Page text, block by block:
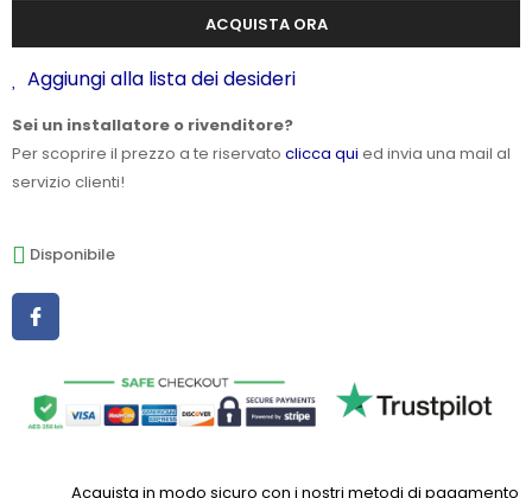
ACQUISTA ORA
Aggiungi alla lista dei desideri
Sei un installatore o rivenditore?
Per scoprire il prezzo a te riservato clicca qui ed invia una mail al
servizio clienti!
Disponibile
Acquista in modo sicuro con i nostri metodi di pagamento